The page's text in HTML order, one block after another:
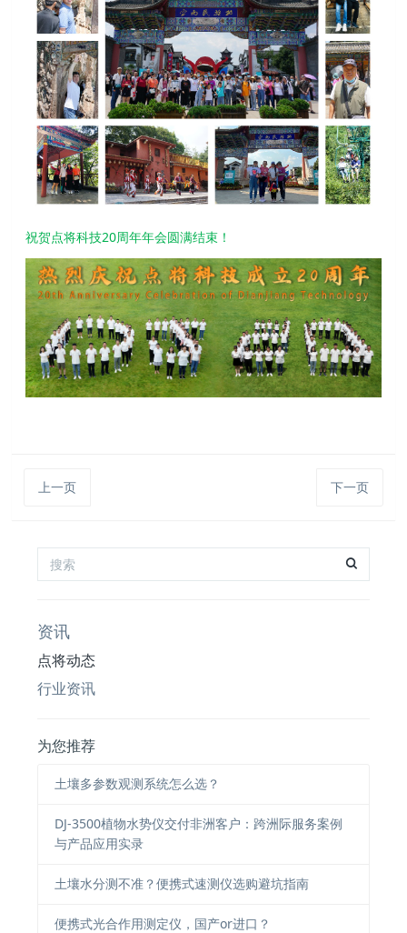
祝贺点将科技20周年年会圆满结束！
上一页 下一页
资讯
点将动态
行业资讯
为您推荐
土壤多参数观测系统怎么选？
DJ-3500植物水势仪交付非洲客户：跨洲际服务案例
与产品应用实录
土壤水分测不准？便携式速测仪选购避坑指南
便携式光合作用测定仪，国产or进口？